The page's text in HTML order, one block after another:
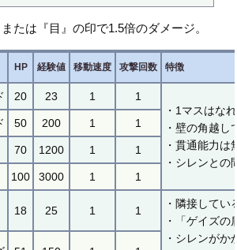
たは『目』の印で1.5倍のダメージ。
HP 経験値 移動速度 攻撃回数 特徴
20 23 1
1
・1マスはな
・壁の角越し
・貫通能力は
・シレンとの
50 200 1 1
70 1200 1 1
100 3000 1 1
18 25 1 1
・隣接して
・「ゲイズ
・シレンが